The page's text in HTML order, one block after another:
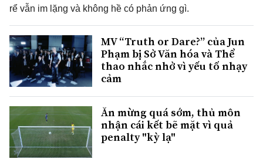
rể vẫn im lặng và không hề có phản ứng gì.
MV “Truth or Dare?” của Jun
Phạm bị Sở Văn hóa và Thể
thao nhắc nhở vì yếu tố nhạy
cảm
Ăn mừng quá sớm, thủ môn
nhận cái kết bẽ mặt vì quả
penalty "kỳ lạ"